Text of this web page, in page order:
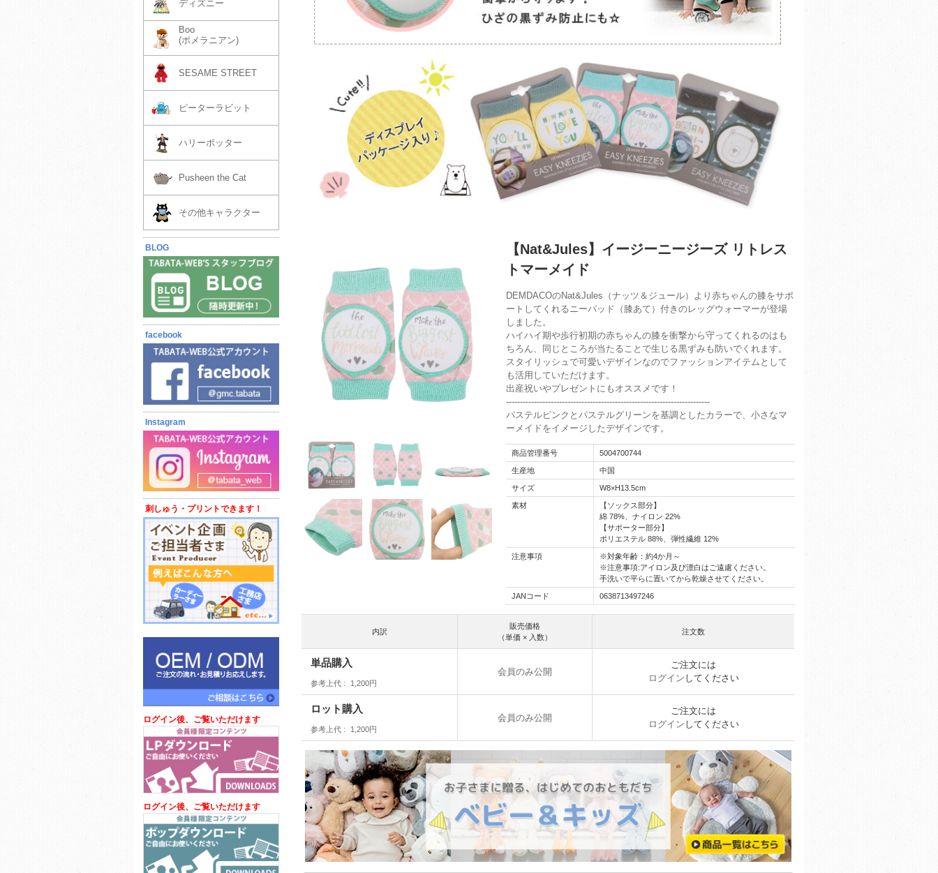
【Nat&Jules】イージーニージーズ リトレス
トマーメイド
DEMDACOのNat&Jules（ナッツ＆ジュール）より赤ちゃんの膝をサポ
ートしてくれるニーパッド（膝あて）付きのレッグウォーマーが登場
しました。
ハイハイ期や歩行初期の赤ちゃんの膝を衝撃から守ってくれるのはも
ちろん、同じところが当たることで生じる黒ずみも防いでくれます。
スタイリッシュで可愛いデザインなのでファッションアイテムとして
も活用していただけます。
出産祝いやプレゼントにもオススメです！
-------------------------------------------------------------------------
パステルピンクとパステルグリーンを基調としたカラーで、小さなマ
ーメイドをイメージしたデザインです。
商品管理番号 5004700744
生産地 中国
サイズ W8×H13.5cm
素材
【ソックス部分】
綿 78%、ナイロン 22%
【サポーター部分】
ポリエステル 88%、弾性繊維 12%
注意事項
※対象年齢：約4か月～
※注意事項:アイロン及び漂白はご遠慮ください。
手洗いで平らに置いてから乾燥させてください。
JANコード 0638713497246
内訳
販売価格
（単価 × 入数）
注文数
単品購入
参考上代 1,200円
会員のみ公開
ご注文には
ログイン してください
ロット購入
参考上代 1,200円
会員のみ公開
ご注文には
ログイン してください
ディズニー
Boo
(ポメラニアン)
SESAME STREET
ピーターラビット
ハリーポッター
Pusheen the Cat
その他キャラクター
BLOG
facebook
Instagram
刺しゅう・プリントできます！
ログイン後、ご覧いただけます
ログイン後、ご覧いただけます